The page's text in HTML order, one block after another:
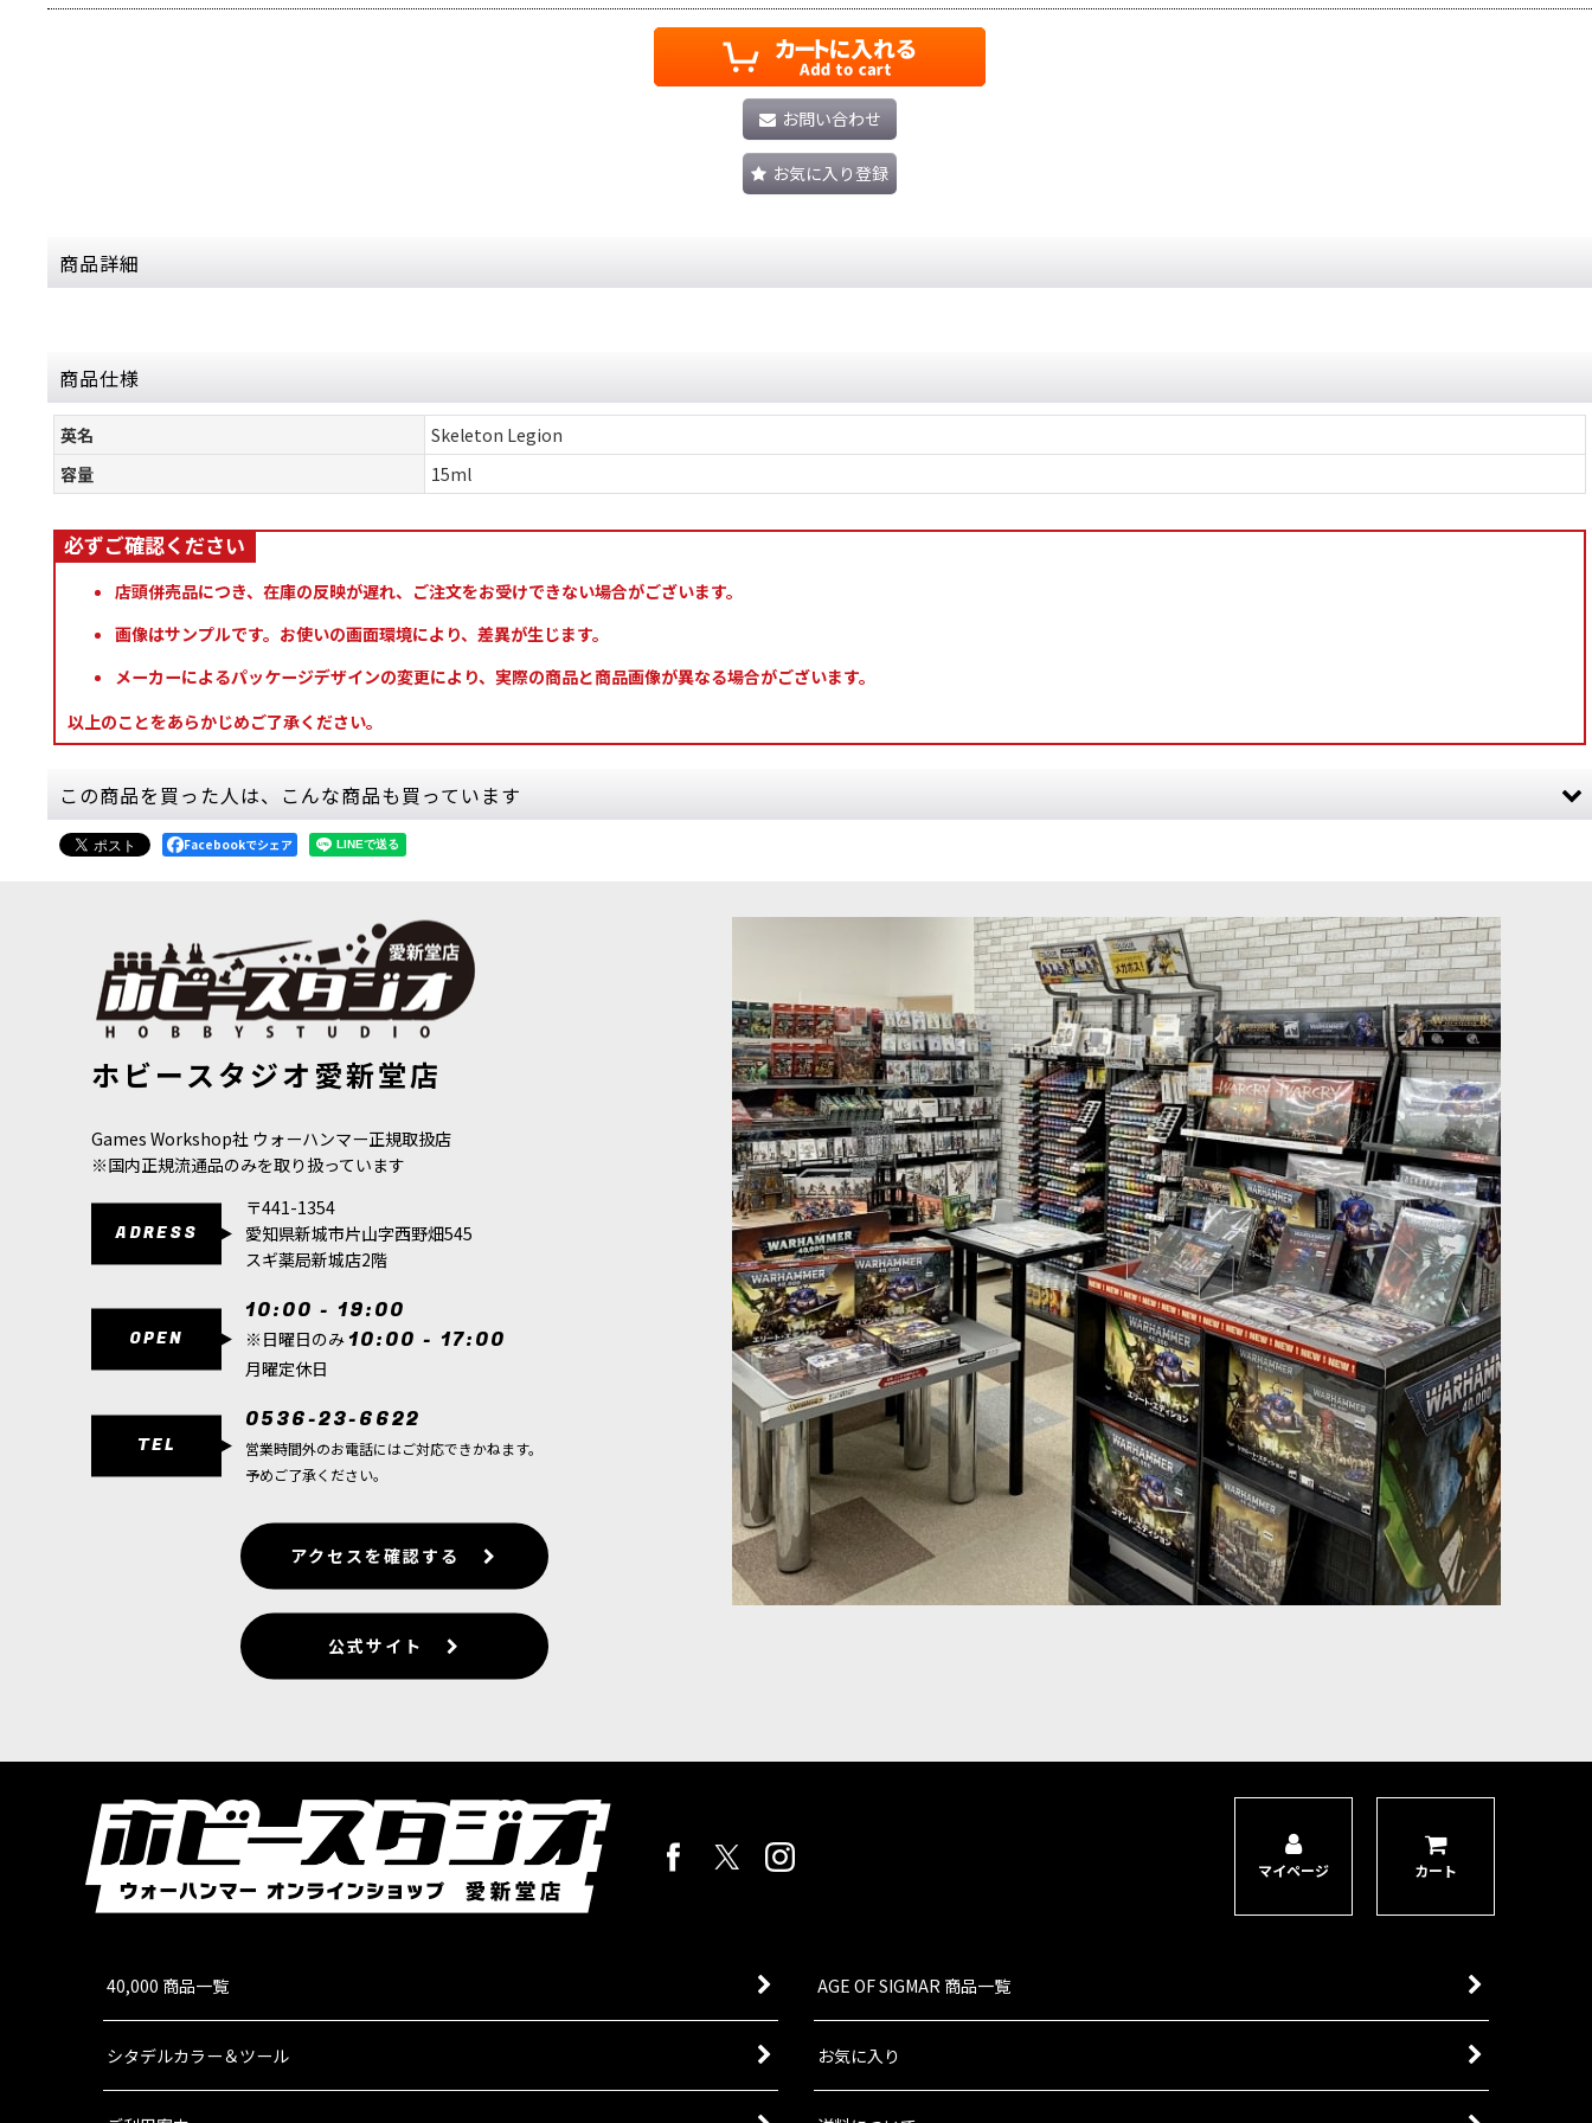
お問い合わせ
お気に入り登録
商品詳細
商品仕様
英名
Skeleton Legion
容量
15ml
店頭併売品につき、在庫の反映が遅れ、ご注文をお受けできない場合がございます。
画像はサンプルです。お使いの画面環境により、差異が生じます。
メーカーによるパッケージデザインの変更により、実際の商品と商品画像が異なる場合がございます。
以上のことをあらかじめご了承ください。
この商品を買った人は、こんな商品も買っています
円(税込)
10039]
[TTC:ミッドトーン]アポカリプス・スカイ[10125]
880円(税込)
[TTC：ミッドトーン] デス・リーパー[10020
880円(税込)
Facebookでシェア
ホビースタジオ愛新堂店
Games Workshop社 ウォーハンマー正規取扱店
※国内正規流通品のみを取り扱っています
ADRESS
〒441-1354
愛知県新城市片山字西野畑545
スギ薬局新城店2階
OPEN
10:00 - 19:00
※日曜日のみ 10:00 - 17:00
月曜定休日
TEL
0536-23-6622
営業時間外のお電話にはご対応できかねます。
予めご了承ください。
アクセスを確認する
公式サイト
マイページ カート
40,000 商品一覧 AGE OF SIGMAR 商品一覧
シタデルカラー＆ツール お気に入り